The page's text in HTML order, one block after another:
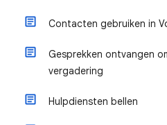
Contacten gebruiken in
Gesprekken ontvangen
vergadering
Hulpdiensten bellen